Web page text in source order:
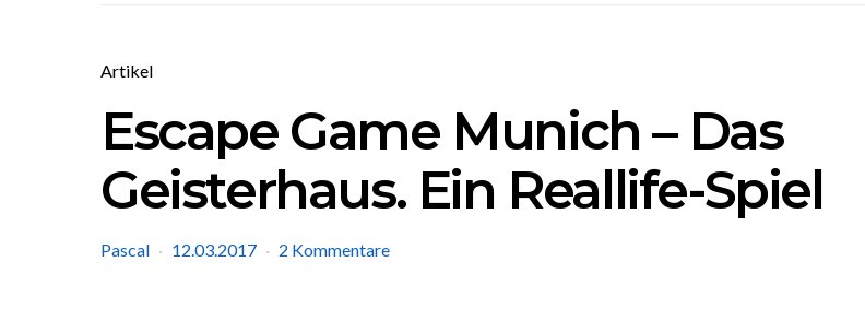
Artikel
Escape Game Munich – Das
Geisterhaus. Ein Reallife-Spiel
Pascal 12.03.2017 2 Kommentare